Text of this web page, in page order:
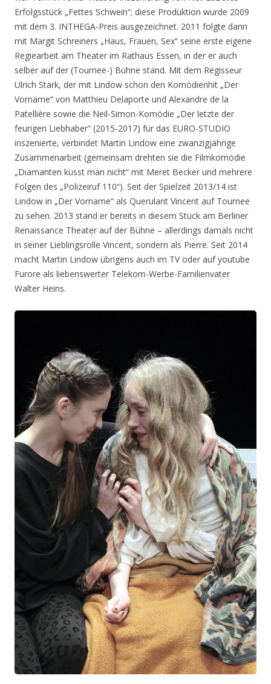
Erfolgsstück „Fettes Schwein“; diese Produktion wurde 2009
mit dem 3. INTHEGA-Preis ausgezeichnet. 2011 folgte dann
mit Margit Schreiners „Haus, Frauen, Sex“ seine erste eigene
Regiearbeit am Theater im Rathaus Essen, in der er auch
selber auf der (Tournee-) Bühne stand. Mit dem Regisseur
Ulrich Stark, der mit Lindow schon den Komödienhit „Der
Vorname“ von Matthieu Delaporte und Alexandre de la
Patellière sowie die Neil-Simon-Komödie „Der letzte der
feurigen Liebhaber“ (2015-2017) für das EURO-STUDIO
inszenierte, verbindet Martin Lindow eine zwanzigjährige
Zusammenarbeit (gemeinsam drehten sie die Filmkomödie
„Diamanten küsst man nicht“ mit Meret Becker und mehrere
Folgen des „Polizeiruf 110“). Seit der Spielzeit 2013/14 ist
Lindow in „Der Vorname“ als Querulant Vincent auf Tournee
zu sehen. 2013 stand er bereits in diesem Stück am Berliner
Renaissance Theater auf der Bühne – allerdings damals nicht
in seiner Lieblingsrolle Vincent, sondern als Pierre. Seit 2014
macht Martin Lindow übrigens auch im TV oder auf youtube
Furore als liebenswerter Telekom-Werbe-Familienvater
Walter Heins.